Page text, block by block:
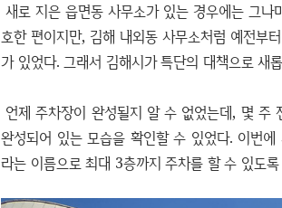
새로 지은 읍면동 사무소가 있는 경우에는 그
호한 편이지만, 김해 내외동 사무소처럼 예전부
가 있었다. 그래서 김해시가 특단의 대책으로 새
언제 주차장이 완성될지 알 수 없었는데, 몇 주
완성되어 있는 모습을 확인할 수 있었다. 이번
라는 이름으로 최대 3층까지 주차를 할 수 있도